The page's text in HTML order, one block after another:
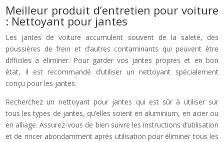
Meilleur produit d’entretien pour voiture
: Nettoyant pour jantes
Les jantes de voiture accumulent souvent de la saleté, des
poussières de frein et d’autres contaminants qui peuvent être
difficiles à éliminer. Pour garder vos jantes propres et en bon
état, il est recommandé d’utiliser un nettoyant spécialement
conçu pour les jantes.
Recherchez un nettoyant pour jantes qui est sûr à utiliser sur
tous les types de jantes, qu’elles soient en aluminium, en acier ou
en alliage. Assurez-vous de bien suivre les instructions d’utilisation
et de rincer abondamment après utilisation pour éliminer tous les